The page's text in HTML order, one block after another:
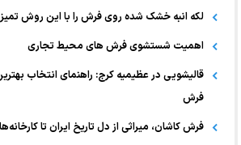
لکه انبه خشک شده روی فرش را با این روش تمیز
اهمیت شستشوی فرش های محیط تجاری
قالیشویی در عظیمیه کرج: راهنمای انتخاب
فرش
فرش کاشان، میراثی از دل تاریخ ایران تا